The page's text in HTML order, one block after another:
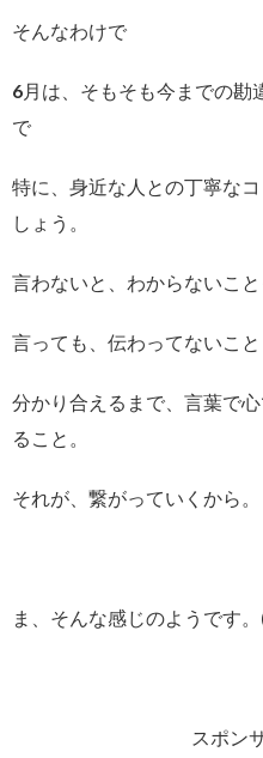
そんなわけで
6月は、そもそも今までの勘
で
特に、身近な人との丁寧な
しょう。
言わないと、わからないこと
言っても、伝わってないこと
分かり合えるまで、言葉で
ること。
それが、繋がっていくから。
ま、そんな感じのようです
スポン